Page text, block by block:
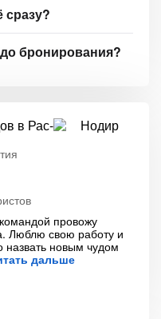
сразу?
бронирования?
в Рас-
провожу
Люблю свою работу и
назвать новым чудом
дальше